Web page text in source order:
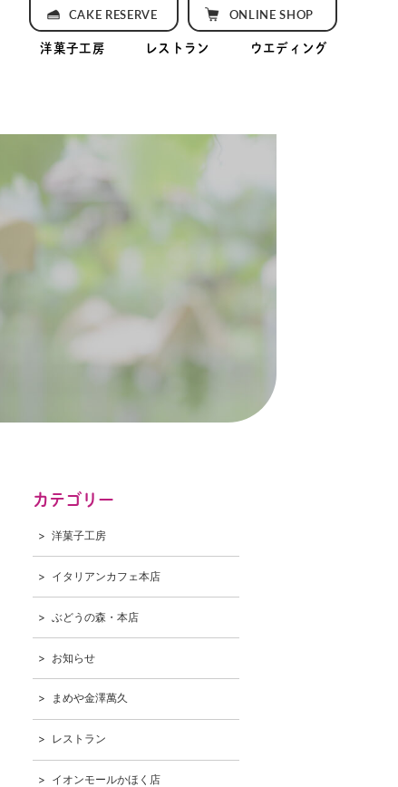
洋菓子工房 レストラン ウエディング
CAKE RESERVE ONLINE SHOP
カテゴリー
洋菓子工房
イタリアンカフェ本店
ぶどうの森・本店
お知らせ
まめや金澤萬久
レストラン
イオンモールかほく店